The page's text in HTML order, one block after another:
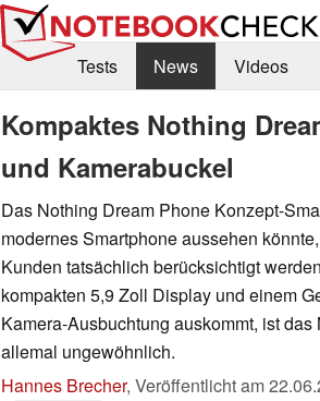
Tests
News Videos
Kompaktes Nothing
und Kamerabuckel
Das Nothing Dream Phone Konzept-
modernes Smartphone aussehen
Kunden tatsächlich berücksichtigt
kompakten 5,9 Zoll Display und einem
Kamera-Ausbuchtung auskommt, ist
allemal ungewöhnlich.
Hannes Brecher, Veröffentlicht am